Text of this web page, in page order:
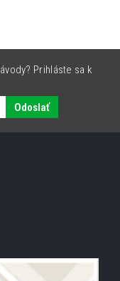
Prihláste sa k
Odoslať